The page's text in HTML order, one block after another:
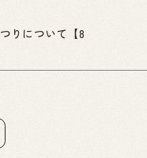
りについて【8